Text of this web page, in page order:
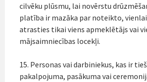
cilvēku plūsmu, lai novērstu
platība ir mazāka par noteikto,
atrasties tikai viens apmeklētājs vai
mājsaimniecības locekļi.
15. Personas vai darbiniekus, kas ir
pakalpojuma, pasākuma vai